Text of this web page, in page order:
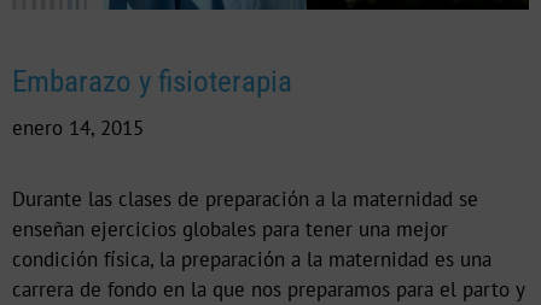
Embarazo y fisioterapia
enero 14, 2015
Durante las clases de preparación a la maternidad se
enseñan ejercicios globales para tener una mejor
condición física, la preparación a la maternidad es una
carrera de fondo en la que nos preparamos para el parto y